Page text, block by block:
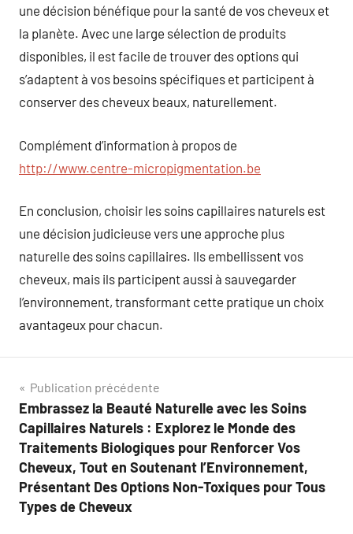
une décision bénéfique pour la santé de vos cheveux et
la planète. Avec une large sélection de produits
disponibles, il est facile de trouver des options qui
s’adaptent à vos besoins spécifiques et participent à
conserver des cheveux beaux, naturellement.
Complément d’information à propos de
http://www.centre-micropigmentation.be
En conclusion, choisir les soins capillaires naturels est
une décision judicieuse vers une approche plus
naturelle des soins capillaires. Ils embellissent vos
cheveux, mais ils participent aussi à sauvegarder
l’environnement, transformant cette pratique un choix
avantageux pour chacun.
Navigation
de
l’article
Publication précédente
Embrassez la Beauté Naturelle avec les Soins
Capillaires Naturels : Explorez le Monde des
Traitements Biologiques pour Renforcer Vos
Cheveux, Tout en Soutenant l’Environnement,
Présentant Des Options Non-Toxiques pour Tous
Types de Cheveux